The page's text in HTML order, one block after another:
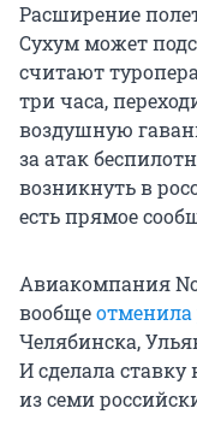
Расширение
Сухум может
считают
три часа,
воздушную
за атак
возникнуть в
есть прямое
Авиакомпания
вообщеотменила
Челябинска,
И сделала
из семи